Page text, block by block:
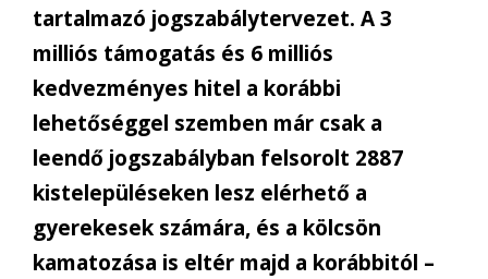
tartalmazó jogszabálytervezet. A 3
milliós támogatás és 6 milliós
kedvezményes hitel a korábbi
lehetőséggel szemben már csak a
leendő jogszabályban felsorolt 2887
kistelepüléseken lesz elérhető a
gyerekesek számára, és a kölcsön
kamatozása is eltér majd a korábbitól –